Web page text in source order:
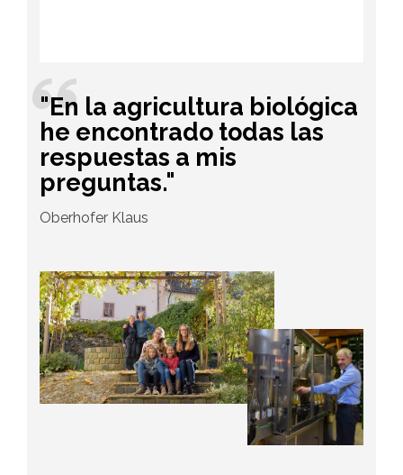
"En la agricultura biológica
he encontrado todas las
respuestas a mis
preguntas."
Oberhofer Klaus